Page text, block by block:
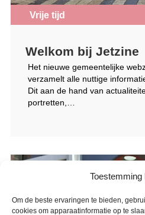
Toestemming
Om de beste ervaringen te bieden,
cookies om apparaatinformatie op te
Vrije tijd
Welkom bij Jetzine
Het nieuwe gemeentelijke
verzamelt alle nuttige
Dit aan de hand van
portretten,…